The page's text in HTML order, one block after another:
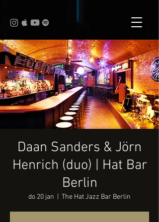
Daan Sanders & Jörn
Henrich (duo) | Hat Bar
Berlin
do 20 jan The Hat Jazz Bar Berlin